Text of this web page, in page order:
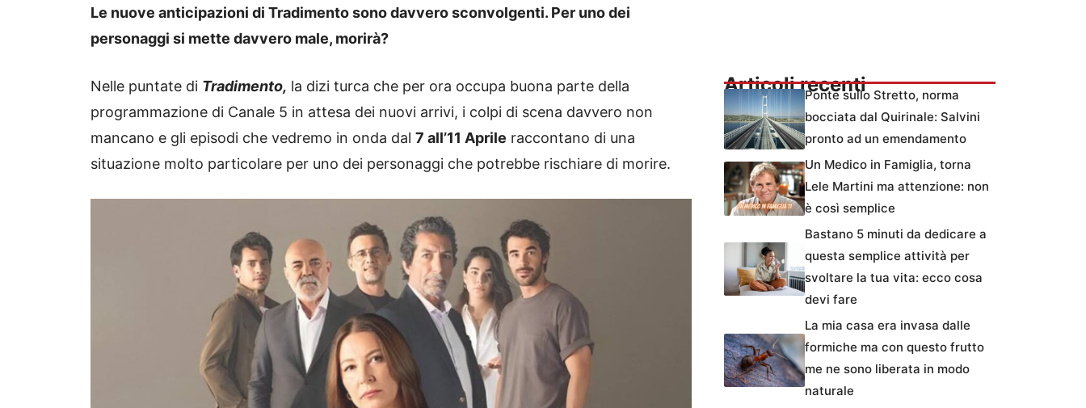
Le nuove anticipazioni di Tradimento sono davvero sconvolgenti. Per uno dei
personaggi si mette davvero male, morirà?
Nelle puntate di Tradimento, la dizi turca che per ora occupa buona parte della
programmazione di Canale 5 in attesa dei nuovi arrivi, i colpi di scena davvero non
mancano e gli episodi che vedremo in onda dal 7 all’11 Aprile raccontano di una
situazione molto particolare per uno dei personaggi che potrebbe rischiare di morire.
Articoli recentiPonte sullo Stretto, norma
bocciata dal Quirinale: Salvini
pronto ad un emendamento
Un Medico in Famiglia, torna
Lele Martini ma attenzione: non
è così semplice
Bastano 5 minuti da dedicare a
questa semplice attività per
svoltare la tua vita: ecco cosa
devi fare
La mia casa era invasa dalle
formiche ma con questo frutto
me ne sono liberata in modo
naturale